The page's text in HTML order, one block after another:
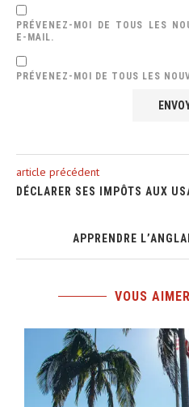
PRÉVENEZ-MOI DE TOUS LES
E-MAIL.
PRÉVENEZ-MOI DE TOUS LES
article précédent
DÉCLARER SES IMPÔTS AUX
APPRENDRE
VOUS